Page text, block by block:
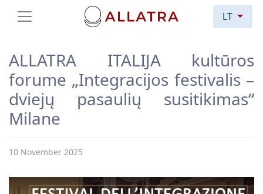
LT
ALLATRA ITALIJA kultūros
forume „Integracijos festivalis –
dviejų pasaulių susitikimas“
Milane
10 November 2025